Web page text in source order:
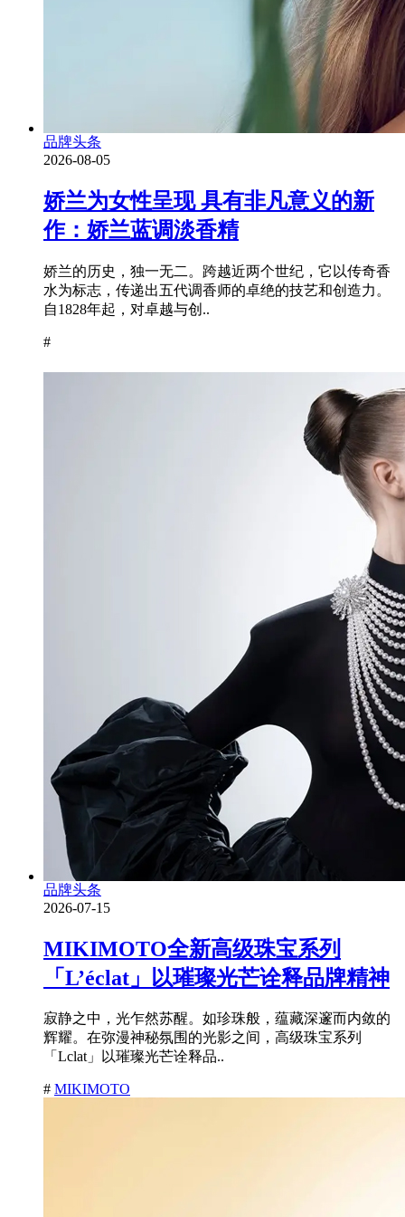
品牌头条
2026-08-05
娇兰为女性呈现 具有非凡意义的新
作：娇兰蓝调淡香精
娇兰的历史，独一无二。跨越近两个世纪，它以传奇香
水为标志，传递出五代调香师的卓绝的技艺和创造力。
自1828年起，对卓越与创..
#
品牌头条
2026-07-15
MIKIMOTO全新高级珠宝系列
「L’éclat」以璀璨光芒诠释品牌精神
寂静之中，光乍然苏醒。如珍珠般，蕴藏深邃而内敛的
辉耀。在弥漫神秘氛围的光影之间，高级珠宝系列
「Lclat」以璀璨光芒诠释品..
# MIKIMOTO